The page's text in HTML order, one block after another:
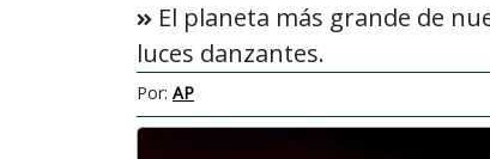
El planeta más grande de
luces danzantes.
Por: AP